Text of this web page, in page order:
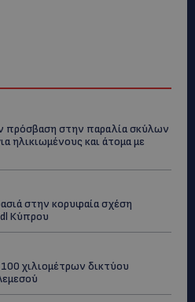
πρόσβαση στην παραλία σκύλων
ηλικιωμένους και άτομα με
στην κορυφαία σχέση
Κύπρου
χιλιομέτρων δικτύου